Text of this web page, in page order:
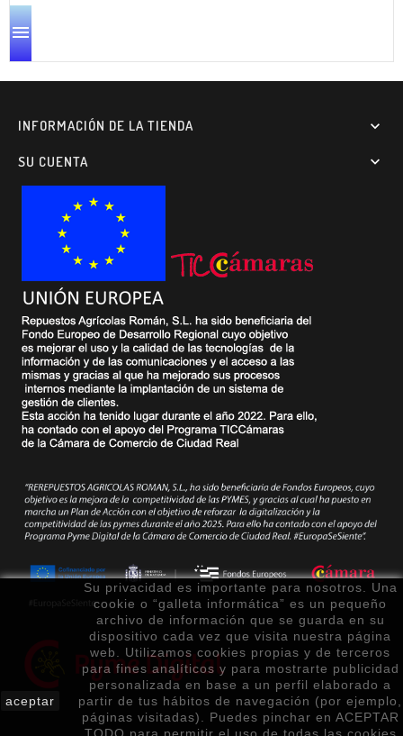

INFORMACIÓN DE LA TIENDA 
SU CUENTA 
aceptar
Su privacidad es importante para nosotros. Una
cookie o “galleta informática” es un pequeño
archivo de información que se guarda en su
dispositivo cada vez que visita nuestra página
web. Utilizamos cookies propias y de terceros
para fines analíticos y para mostrarte publicidad
personalizada en base a un perfil elaborado a
partir de tus hábitos de navegación (por ejemplo,
páginas visitadas). Puedes pinchar en ACEPTAR